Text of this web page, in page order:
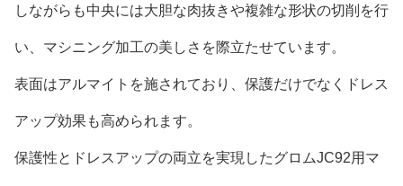
しながらも中央には大胆な肉抜きや複雑な形状の切削を行
い、マシニング加工の美しさを際立たせています。
表面はアルマイトを施されており、保護だけでなくドレス
アップ効果も高められます。
保護性とドレスアップの両立を実現したグロムJC92用マ